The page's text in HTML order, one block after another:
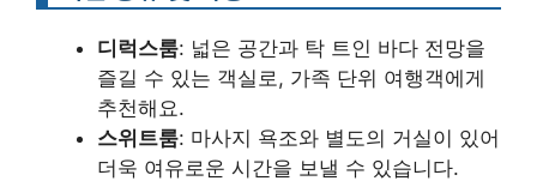
디럭스룸: 넓은 공간과 탁 트인 바다 전망을
즐길 수 있는 객실로, 가족 단위 여행객에게
추천해요.
스위트룸: 마사지 욕조와 별도의 거실이 있어
더욱 여유로운 시간을 보낼 수 있습니다.